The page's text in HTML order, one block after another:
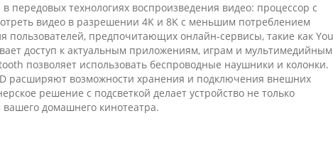
технологиях воспроизведения видео: процессор с
видео в разрешении 4K и 8K с меньшим потреблением
пользователей, предпочитающих онлайн-сервисы, такие как
доступ к актуальным приложениям, играм и мультимедийным
позволяет использовать беспроводные наушники и колонки.
расширяют возможности хранения и подключения внешних
решение с подсветкой делает устройство не только
домашнего кинотеатра.